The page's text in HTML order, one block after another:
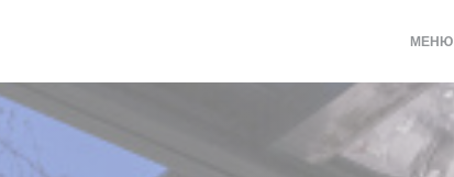
МЕНЮ